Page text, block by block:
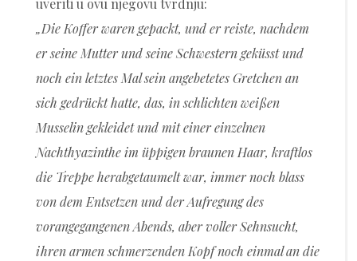
uveriti u ovu njegovu tvrdnju:
„Die Koffer waren gepackt, und er reiste, nachdem
er seine Mutter und seine Schwestern geküsst und
noch ein letztes Mal sein angebetetes Gretchen an
sich gedrückt hatte, das, in schlichten weißen
Musselin gekleidet und mit einer einzelnen
Nachthyazinthe im üppigen braunen Haar, kraftlos
die Treppe herabgetaumelt war, immer noch blass
von dem Entsetzen und der Aufregung des
vorangegangenen Abends, aber voller Sehnsucht,
ihren armen schmerzenden Kopf noch einmal an die